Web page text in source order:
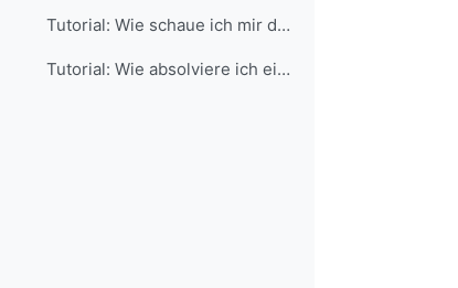
Tutorial: Wie schaue ich mir den Inhalt der Kurse an?
Tutorial: Wie absolviere ich einen Test?